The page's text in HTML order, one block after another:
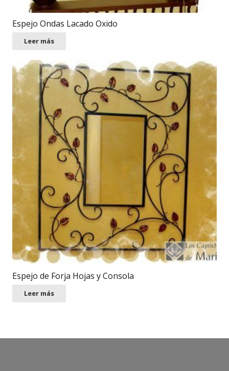
Espejo Ondas Lacado Oxido
Leer más
Espejo de Forja Hojas y Consola
Leer más